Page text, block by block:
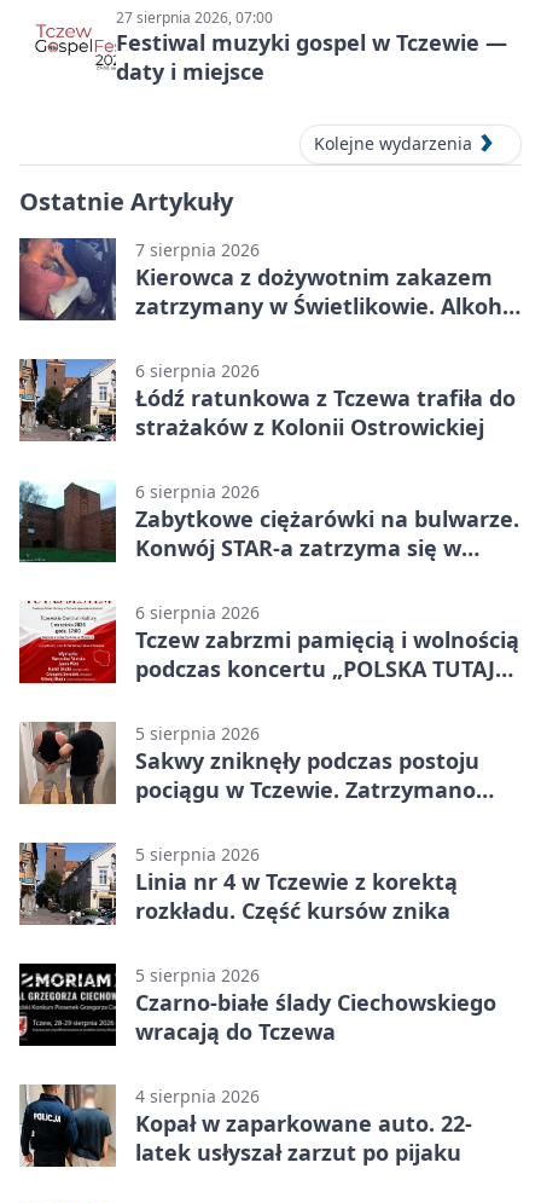
27 sierpnia 2026, 07:00
Festiwal muzyki gospel w Tczewie —
daty i miejsce
Kolejne wydarzenia
Ostatnie Artykuły
7 sierpnia 2026
Kierowca z dożywotnim zakazem
zatrzymany w Świetlikowie. Alkohol
6 sierpnia 2026
Łódź ratunkowa z Tczewa trafiła do
strażaków z Kolonii Ostrowickiej
6 sierpnia 2026
Zabytkowe ciężarówki na bulwarze.
Konwój STAR-a zatrzyma się w
6 sierpnia 2026
Tczew zabrzmi pamięcią i wolnością
podczas koncertu „POLSKA TUTAJ
5 sierpnia 2026
Sakwy zniknęły podczas postoju
pociągu w Tczewie. Zatrzymano
5 sierpnia 2026
Linia nr 4 w Tczewie z korektą
rozkładu. Część kursów znika
5 sierpnia 2026
Czarno-białe ślady Ciechowskiego
wracają do Tczewa
4 sierpnia 2026
Kopał w zaparkowane auto. 22-
latek usłyszał zarzut po pijaku